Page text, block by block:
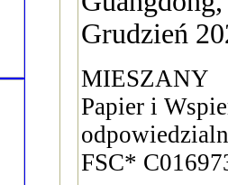
Grudzień
MIESZANY
Papier i
FSC*